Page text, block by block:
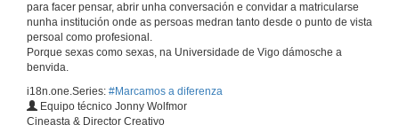
para facer pensar, abrir unha conversación e convidar a matricularse
nunha institución onde as persoas medran tanto desde o punto de vista
persoal como profesional.
Porque sexas como sexas, na Universidade de Vigo dámosche a
benvida.
i18n.one.Series: #Marcamos a diferenza
Equipo técnico Jonny Wolfmor
Cineasta & Director Creativo